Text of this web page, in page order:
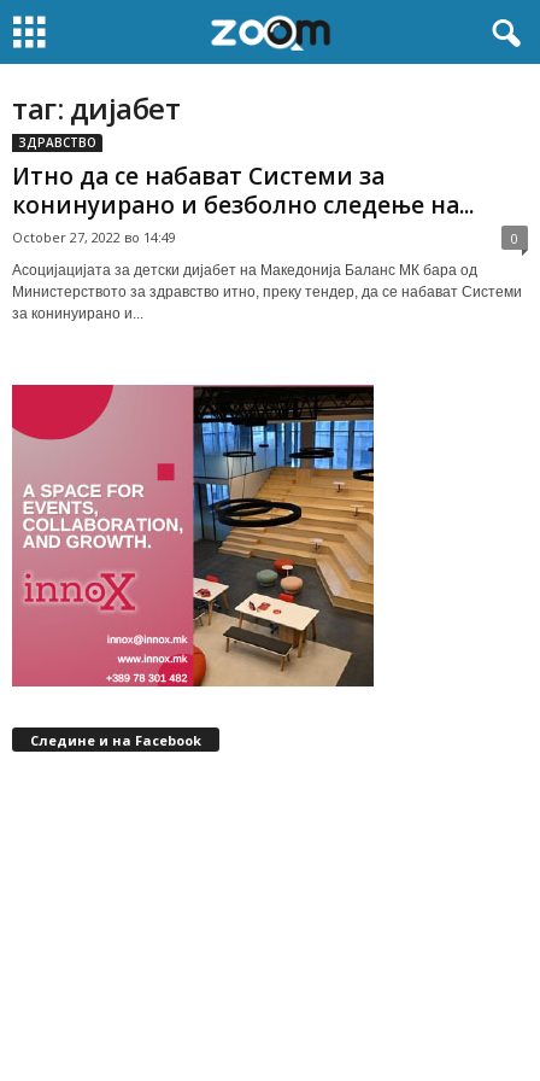
таг: дијабет
ЗДРАВСТВО
Итно да се набават Системи за
конинуирано и безболно следење на...
October 27, 2022 во 14:49 0
Асоцијацијата за детски дијабет на Македонија Баланс МК бара од
Министерството за здравство итно, преку тендер, да се набават Системи
за конинуирано и...
Следине и на Facebook